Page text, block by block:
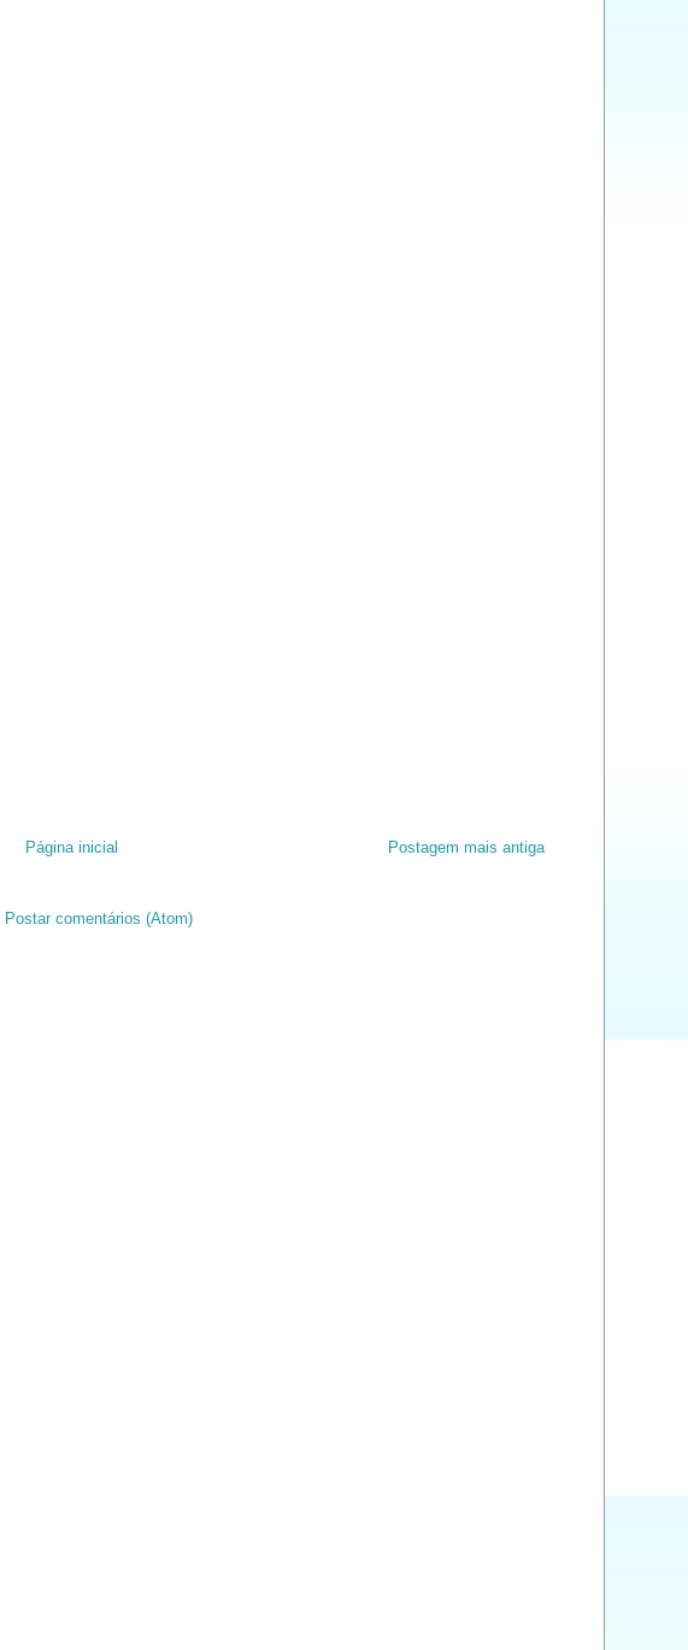
Postagem mais antiga
Página inicial
Postar comentários (Atom)